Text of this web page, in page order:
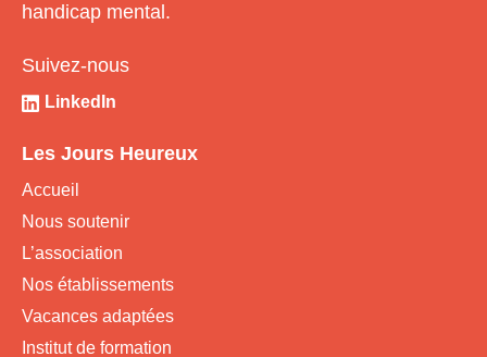
handicap mental.
Suivez-nous
LinkedIn
Les Jours Heureux
Accueil
Nous soutenir
L’association
Nos établissements
Vacances adaptées
Institut de formation